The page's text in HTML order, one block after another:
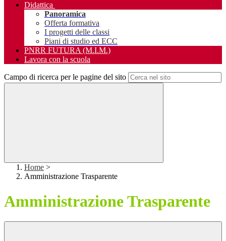
Didattica
Panoramica
Offerta formativa
I progetti delle classi
Piani di studio ed ECC
PNRR FUTURA (M.I.M.)
Lavora con la scuola
Campo di ricerca per le pagine del sito
Home >
Amministrazione Trasparente
Amministrazione Trasparente